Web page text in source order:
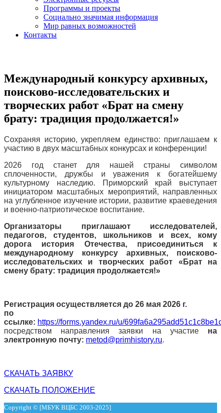
Программы и проекты
Социально значимая информация
Мир равных возможностей
Контакты
Международный конкурсу архивных,
поисково-исследовательских и
творческих работ «Брат на смену
брату: традиция продолжается!»
Сохраняя историю, укрепляем единство: приглашаем к
участию в двух масштабных конкурсах и конференции!
2026 год станет для нашей страны символом
сплоченности, дружбы и уважения к богатейшему
культурному наследию. Приморский край выступает
инициатором масштабных мероприятий, направленных
на углубленное изучение истории, развитие краеведения
и военно-патриотическое воспитание.
Организаторы приглашают исследователей,
педагогов, студентов, школьников и всех, кому
дорога история Отечества, присоединиться к
международному конкурсу архивных, поисково-
исследовательских и творческих работ «Брат на
смену брату: традиция продолжается!»
Регистрация осуществляется до 26 мая 2026 г.
по
ссылке: https://forms.yandex.ru/u/
посредством направления заявки на участие на
электронную почту: metod@primhistory.ru.
СКАЧАТЬ ЗАЯВКУ
СКАЧАТЬ ПОЛОЖЕНИЕ
Copyright © [МБУК ВЦБС 2003-2025]